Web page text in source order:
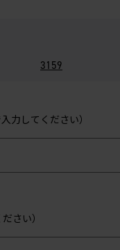
3159
力してください）
さい）